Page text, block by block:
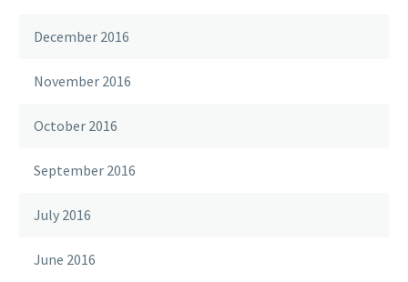
December 2016
November 2016
October 2016
September 2016
July 2016
June 2016